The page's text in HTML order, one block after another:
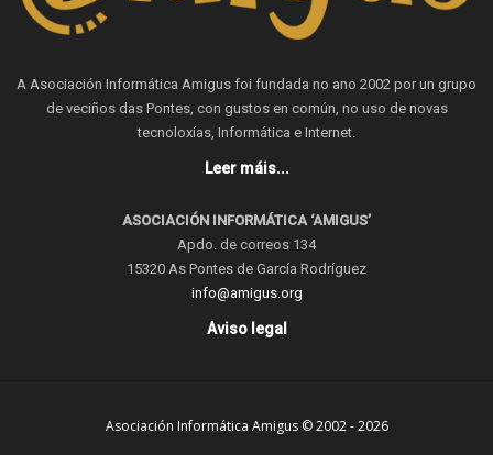
A Asociación Informática Amigus foi fundada no ano 2002 por un grupo
de veciños das Pontes, con gustos en común, no uso de novas
tecnoloxías, Informática e Internet.
Leer máis...
ASOCIACIÓN INFORMÁTICA ‘AMIGUS’
Apdo. de correos 134
15320 As Pontes de García Rodríguez
info@amigus.org
Aviso legal
Asociación Informática Amigus © 2002 - 2026